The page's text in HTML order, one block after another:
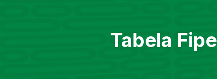
Tabela Fipe